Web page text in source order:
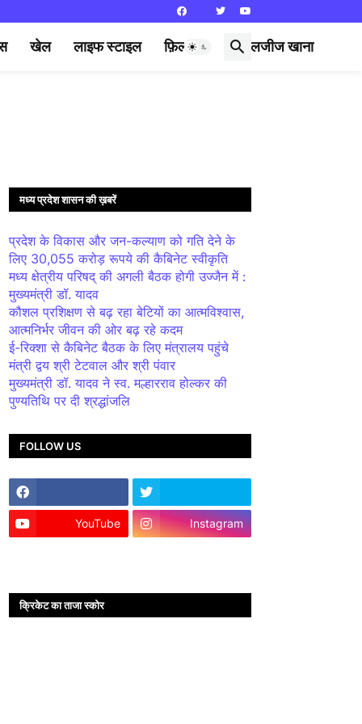
खेल लाइफ स्टाइल फ़िल्मी दुनिया लजीज खाना
मध्य प्रदेश शासन की ख़बरें
प्रदेश के विकास और जन-कल्याण को गति देने के
लिए 30,055 करोड़ रूपये की कैबिनेट स्वीकृति
मध्य क्षेत्रीय परिषद् की अगली बैठक होगी उज्जैन में :
मुख्यमंत्री डॉ. यादव
कौशल प्रशिक्षण से बढ़ रहा बेटियों का आत्मविश्वास,
आत्मनिर्भर जीवन की ओर बढ़ रहे कदम
ई-रिक्शा से कैबिनेट बैठक के लिए मंत्रालय पहुंचे
मंत्री द्वय श्री टेटवाल और श्री पंवार
मुख्यमंत्री डॉ. यादव ने स्व. मल्हारराव होल्कर की
पुण्यतिथि पर दी श्रद्धांजलि
FOLLOW US
YouTube Instagram
क्रिकेट का ताजा स्कोर